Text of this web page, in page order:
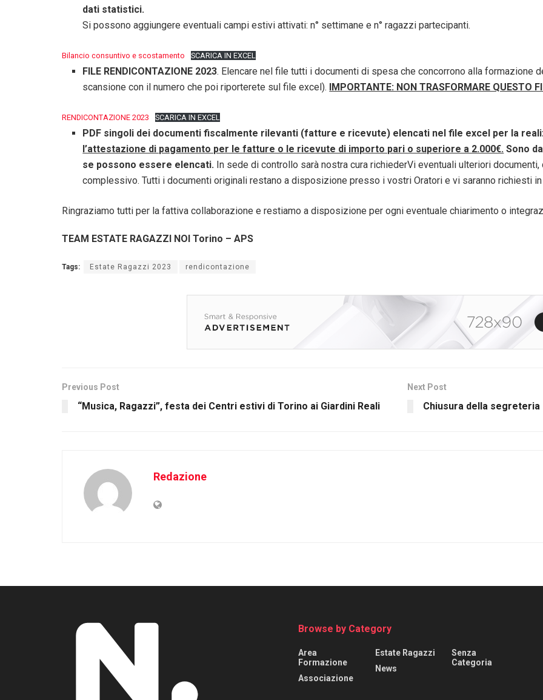
dati statistici.
Si possono aggiungere eventuali campi estivi attivati: n° settimane e n° ragazzi partecipanti.
Bilancio consuntivo e scostamento SCARICA IN EXCEL
FILE RENDICONTAZIONE 2023. Elencare nel file tutti i documenti di spesa che concorrono alla formazione
scansione con il numero che poi riporterete sul file excel). IMPORTANTE: NON TRASFORMARE QUESTO
RENDICONTAZIONE 2023 SCARICA IN EXCEL
PDF singoli dei documenti fiscalmente rilevanti (fatture e ricevute) elencati nel file excel per la
l’attestazione di pagamento per le fatture o le ricevute di importo pari o superiore a 2.000€. Sono
se possono essere elencati. In sede di controllo sarà nostra cura richiederVi eventuali ulteriori
complessivo. Tutti i documenti originali restano a disposizione presso i vostri Oratori e vi saranno richiesti
Ringraziamo tutti per la fattiva collaborazione e restiamo a disposizione per ogni eventuale chiarimento o
TEAM ESTATE RAGAZZI NOI Torino – APS
Tags: Estate Ragazzi 2023 rendicontazione
Previous Post
“Musica, Ragazzi”, festa dei Centri estivi di Torino ai Giardini Reali
Next Post
Chiusura della segreteria
Redazione
Browse by Category
Area
Formazione
Associazione
Estate Ragazzi
News
Senza
Categoria